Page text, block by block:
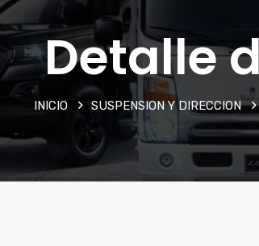
Detalle
INICIO SUSPENSION Y DIRECCION